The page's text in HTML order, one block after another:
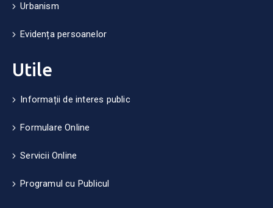
Urbanism
Evidența persoanelor
Utile
Informații de interes public
Formulare Online
Servicii Online
Programul cu Publicul